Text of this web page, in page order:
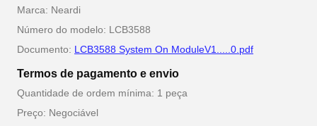
Marca: Neardi
Número do modelo: LCB3588
Documento: LCB3588 System On ModuleV1.....0.pdf
Termos de pagamento e envio
Quantidade de ordem mínima: 1 peça
Preço: Negociável